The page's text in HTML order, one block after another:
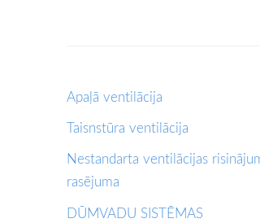
Apaļā ventilācija
Taisnstūra ventilācija
Nestandarta ventilācijas
rasējuma
DŪMVADU SISTĒMAS